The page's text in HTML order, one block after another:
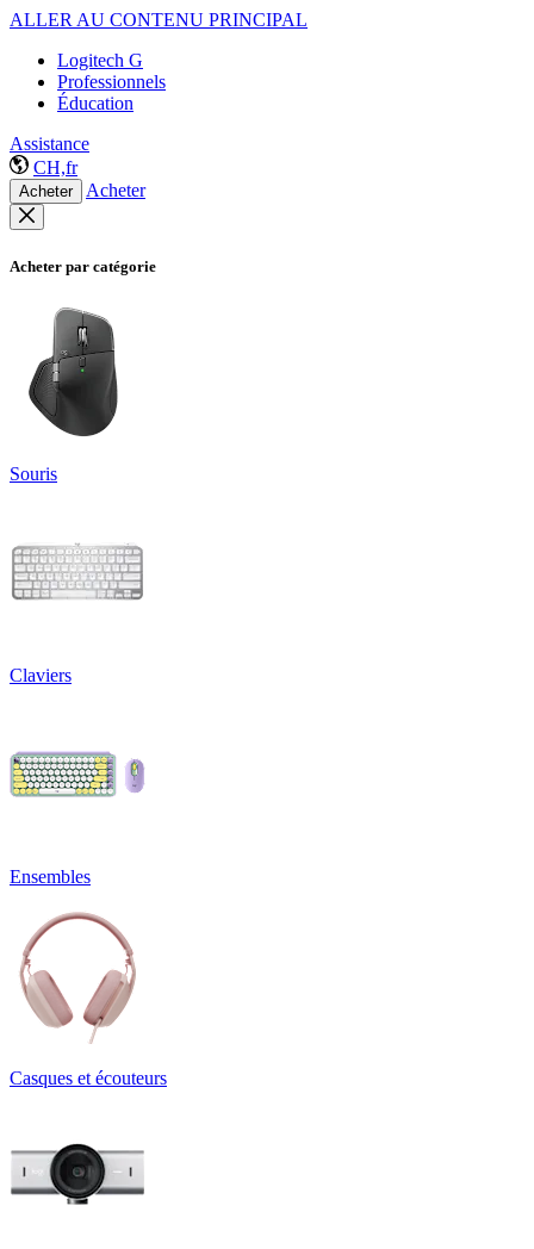
ALLER AU CONTENU PRINCIPAL
Logitech G
Professionnels
Éducation
Assistance
CH,fr
Acheter Acheter
Acheter par catégorie
Souris
Claviers
Ensembles
Casques et écouteurs